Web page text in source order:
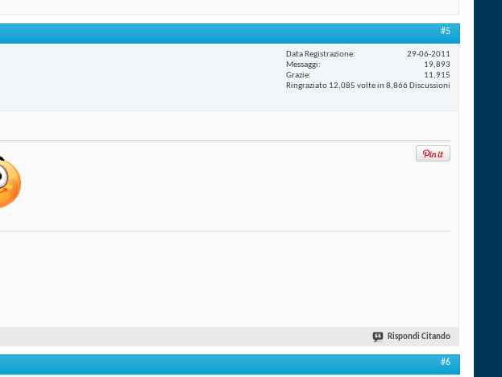
#5
Data Registrazione
29-06-2011
Messaggi
19,893
Grazie
11,915
Ringraziato 12,085 volte in 8,866 Discussioni
Rispondi Citando
#6